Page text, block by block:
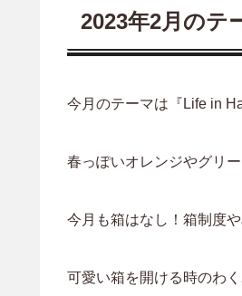
2023年2月のテ
今月のテーマは『Life in
春っぽいオレンジやグリ
今月も箱はなし！箱制度
可愛い箱を開ける時のわ